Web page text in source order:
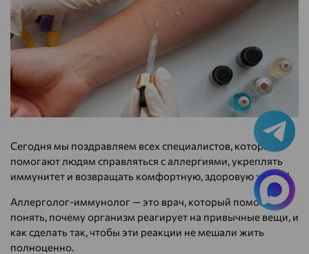
Сегодня мы поздравляем всех специалистов, которые
помогают людям справляться с аллергиями, укреплять
иммунитет и возвращать комфортную, здоровую жизнь!
Аллерголог-иммунолог — это врач, который помогает
понять, почему организм реагирует на привычные вещи, и
как сделать так, чтобы эти реакции не мешали жить
полноценно.